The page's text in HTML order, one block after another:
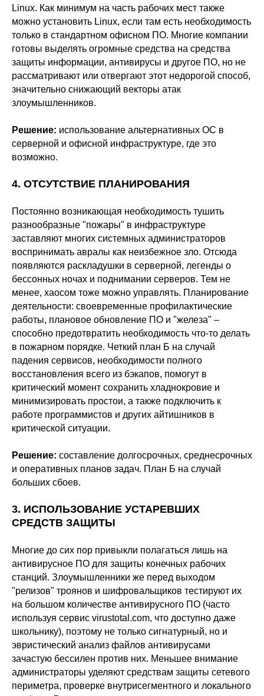
Linux. Как минимум на часть рабочих мест также
можно установить Linux, если там есть необходимость
только в стандартном офисном ПО. Многие компании
готовы выделять огромные средства на средства
защиты информации, антивирусы и другое ПО, но не
рассматривают или отвергают этот недорогой способ,
значительно снижающий векторы атак
злоумышленников.
Решение: использование альтернативных ОС в
серверной и офисной инфраструктуре, где это
возможно.
4. ОТСУТСТВИЕ ПЛАНИРОВАНИЯ
Постоянно возникающая необходимость тушить
разнообразные "пожары" в инфраструктуре
заставляют многих системных администраторов
воспринимать авралы как неизбежное зло. Отсюда
появляются раскладушки в серверной, легенды о
бессонных ночах и поднимании серверов. Тем не
менее, хаосом тоже можно управлять. Планирование
деятельности: своевременные профилактические
работы, плановое обновление ПО и "железа" –
способно предотвратить необходимость что-то делать
в пожарном порядке. Четкий план Б на случай
падения сервисов, необходимости полного
восстановления всего из бэкапов, помогут в
критический момент сохранить хладнокровие и
минимизировать простои, а также подключить к
работе программистов и других айтишников в
критической ситуации.
Решение: составление долгосрочных, среднесрочных
и оперативных планов задач. План Б на случай
больших сбоев.
3. ИСПОЛЬЗОВАНИЕ УСТАРЕВШИХ
СРЕДСТВ ЗАЩИТЫ
Многие до сих пор привыкли полагаться лишь на
антивирусное ПО для защиты конечных рабочих
станций. Злоумышленники же перед выходом
"релизов" троянов и шифровальщиков тестируют их
на большом количестве антивирусного ПО (часто
используя сервис virustotal.com, что доступно даже
школьнику), поэтому не только сигнатурный, но и
эвристический анализ файлов антивирусами
зачастую бессилен против них. Меньшее внимание
администраторы уделяют средствам защиты сетевого
периметра, проверке внутрисегментного и локального